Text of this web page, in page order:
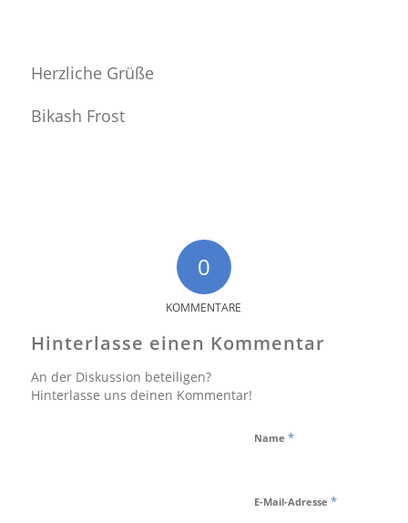
Herzliche Grüße
Bikash Frost
0
KOMMENTARE
Hinterlasse einen Kommentar
An der Diskussion beteiligen?
Hinterlasse uns deinen Kommentar!
Name *
E-Mail-Adresse *